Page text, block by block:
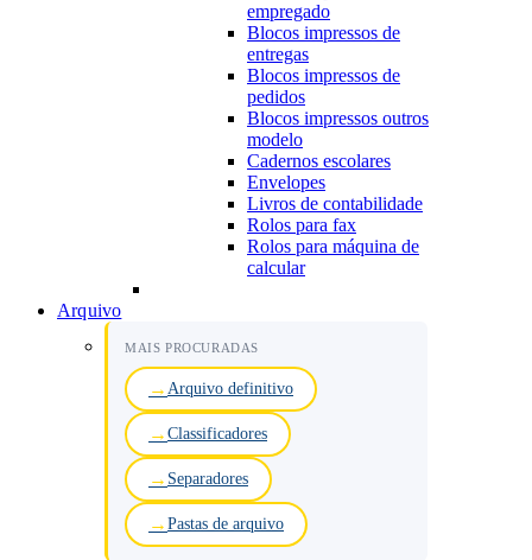
empregado
Blocos impressos de
entregas
Blocos impressos de
pedidos
Blocos impressos outros
modelo
Cadernos escolares
Envelopes
Livros de contabilidade
Rolos para fax
Rolos para máquina de
calcular
Arquivo
MAIS PROCURADAS
Arquivo definitivo
Classificadores
Separadores
Pastas de arquivo